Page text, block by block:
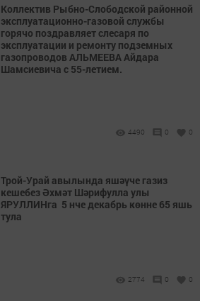
Коллектив Рыбно-Слободской районной
эксплуатационно-газовой службы
горячо поздравляет слесаря по
эксплуатации и ремонту подземных
газопроводов АЛЬМЕЕВА Айдара
Шамсиевича с 55-летием.
4490 0 0
Трой-Урай авылында яшәүче газиз
кешебез Әхмәт Шәрифулла улы
ЯРУЛЛИНга 5 нче декабрь көнне 65 яшь
тула
2774 0 0